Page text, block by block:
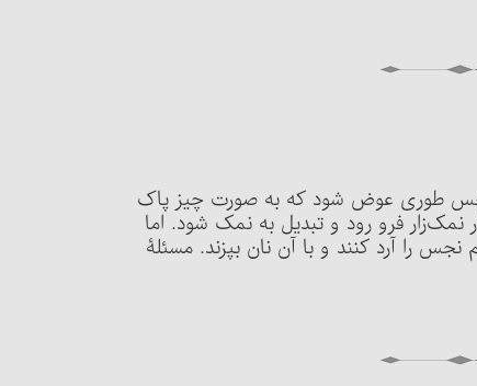
نجس طوری عوض شود که به صورت چیز پاک
فرو رود و تبدیل به نمک شود. اما
را آرد کنند و با آن نان بپزند. مسئلۀ